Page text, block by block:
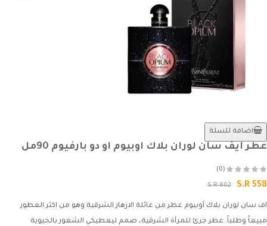
اضافة للسلة
عطر ايف سان لوران بلاك اوبيوم او دو بارفيوم 90مل
(0)
S.R 558
S.R 802
اف سان لوران بلاك أوبيوم عطر من عائلة الازهار الشرقية وهو من اكثر العطور
مبيعاً وطلباً. عطر جرئ للمرأة الشرقية، صمم ليعطيكي الشعور بالحيوية